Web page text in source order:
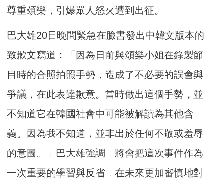
尊重頌樂，引爆眾人怒火遭到出征。
巴大雄20日晚間緊急在臉書發出中韓文版本的
致歉文寫道：「因為日前與頌樂小姐在錄製節
目時的合照拍照手勢，造成了不必要的誤會與
爭議，在此表達歉意。當時做出這個手勢，並
不知道它在韓國社會中可能被解讀為其他含
義。因為我不知道，並非出於任何不敬或羞辱
的意圖。」巴大雄強調，將會把這次事件作為
一次重要的學習與反省，在未來更加審慎地對